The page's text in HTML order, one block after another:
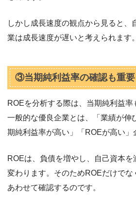
しかし成長速度の観点から見ると、
業は成長速度が遅いと考えられます。
③当期純利益率の確認も重要
ROEを分析する際は、当期純利益率
一般的な優良企業とは、「業績が伸
期純利益率が高い」「ROEが高い」
ROEは、負債を増やし、自己資本
変わります。そのためROEだけでな
あわせて確認するのです。